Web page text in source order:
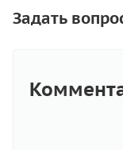
Задать